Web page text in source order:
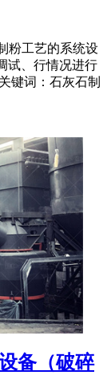
粉工艺的系统设
试、行情况进行
键词：石灰石制
备（破碎